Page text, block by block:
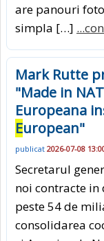
are panouri
simpla […]
Mark Rutte
"Made in
Europeana
European"
publicat 2026-07-08
Secretarul
noi contracte
peste 54 de
consolidarea